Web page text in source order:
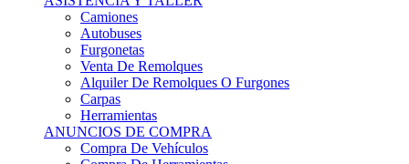
Autobuses
Furgonetas
Venta De Remolques
Alquiler De Remolques O Furgones
Carpas
Herramientas
ANUNCIOS DE COMPRA
Compra De Vehículos
Compra De Herramientas